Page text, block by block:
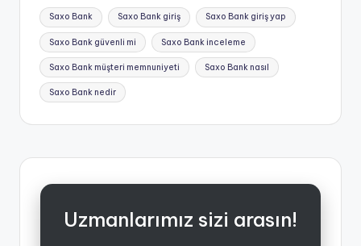
Tags:
Saxo Bank Saxo Bank giriş Saxo Bank giriş yap
Saxo Bank güvenli mi Saxo Bank inceleme
Saxo Bank müşteri memnuniyeti Saxo Bank nasıl
Saxo Bank nedir
Uzmanlarımız sizi arasın!